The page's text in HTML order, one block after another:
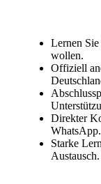
Lernen
wollen.
Offiziell
Direkter
WhatsApp.
Starke
Austausch.